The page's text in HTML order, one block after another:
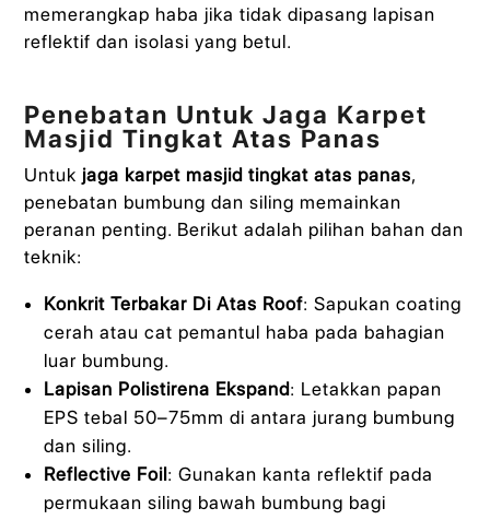
memerangkap haba jika tidak dipasang lapisan
reflektif dan isolasi yang betul.
Penebatan Untuk Jaga Karpet
Masjid Tingkat Atas Panas
Untuk jaga karpet masjid tingkat atas panas,
penebatan bumbung dan siling memainkan
peranan penting. Berikut adalah pilihan bahan dan
teknik:
Konkrit Terbakar Di Atas Roof: Sapukan coating
cerah atau cat pemantul haba pada bahagian
luar bumbung.
Lapisan Polistirena Ekspand: Letakkan papan
EPS tebal 50–75mm di antara jurang bumbung
dan siling.
Reflective Foil: Gunakan kanta reflektif pada
permukaan siling bawah bumbung bagi